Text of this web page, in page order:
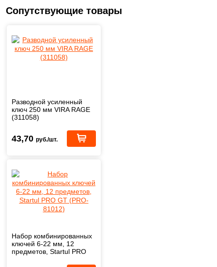
Сопутствующие товары
Разводной усиленный
ключ 250 мм VIRA RAGE
(311058)
43,70 руб./шт.
Набор комбинированных
ключей 6-22 мм, 12
предметов, Startul PRO